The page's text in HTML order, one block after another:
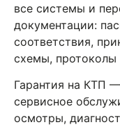
все системы и
документации:
соответствия,
схемы, протоколы
Гарантия на КТП
сервисное
осмотры,